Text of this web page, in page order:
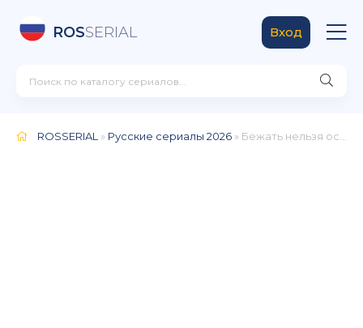
ROSSERIAL Вход
ROSSERIAL » Русские сериалы 2026 » Бежать нельзя остаться (2026)